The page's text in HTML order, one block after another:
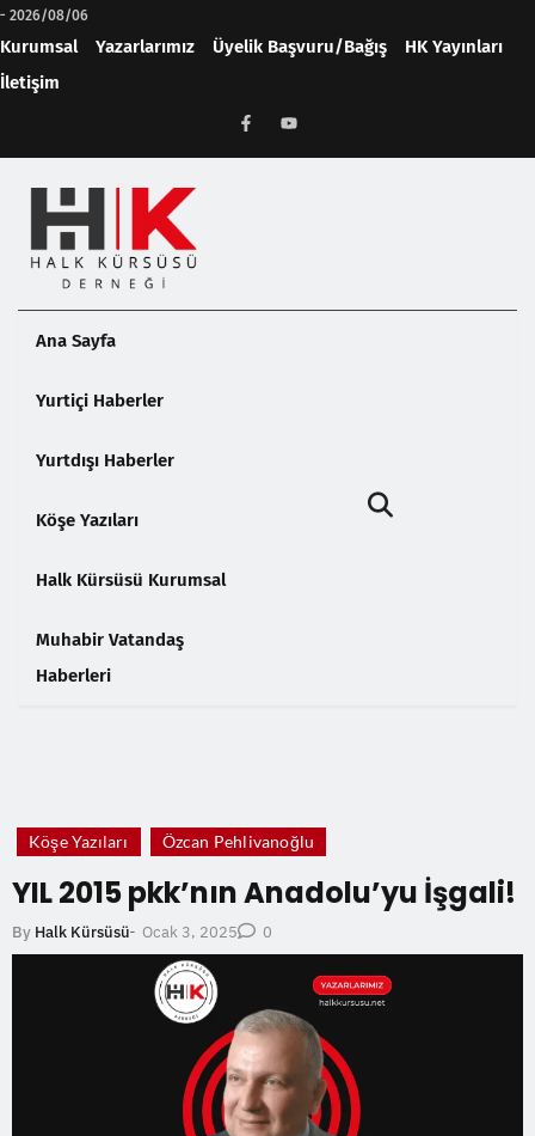
- 2026/08/06
Kurumsal Yazarlarımız Üyelik Başvuru/Bağış
HK Yayınları
İletişim
Ana Sayfa
Yurtiçi Haberler
Yurtdışı Haberler
Köşe Yazıları
Halk Kürsüsü Kurumsal
Muhabir Vatandaş
Haberleri
Köşe Yazıları Özcan Pehlivanoğlu
YIL 2015 pkk’nın Anadolu’yu İşgali!
By Halk Kürsüsü- Ocak 3, 2025 0